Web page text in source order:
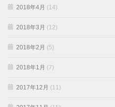
2018年4月 (14)
2018年3月 (12)
2018年2月 (5)
2018年1月 (7)
2017年12月 (11)